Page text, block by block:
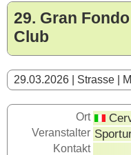
29. Gran
Club
29.03.2026 | Strasse |
Ort
Veranstalter
Kontakt